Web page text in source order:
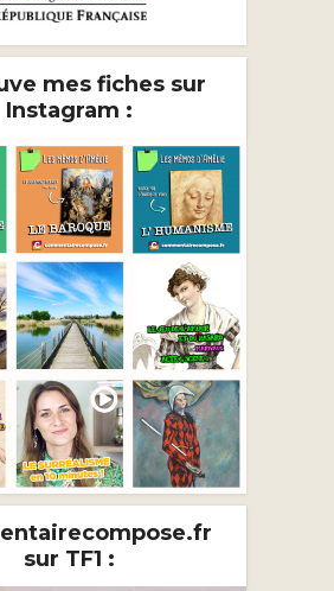
mes fiches sur
Instagram :
sur TF1 :